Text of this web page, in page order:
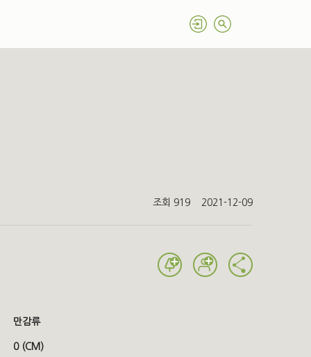
조회 919 2021-12-09
만감류
0 (CM)